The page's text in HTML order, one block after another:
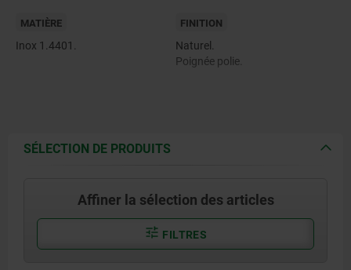
MATIÈRE
Inox 1.4401.
FINITION
Naturel.
Poignée polie.
SÉLECTION DE PRODUITS
Affiner la sélection des articles
FILTRES